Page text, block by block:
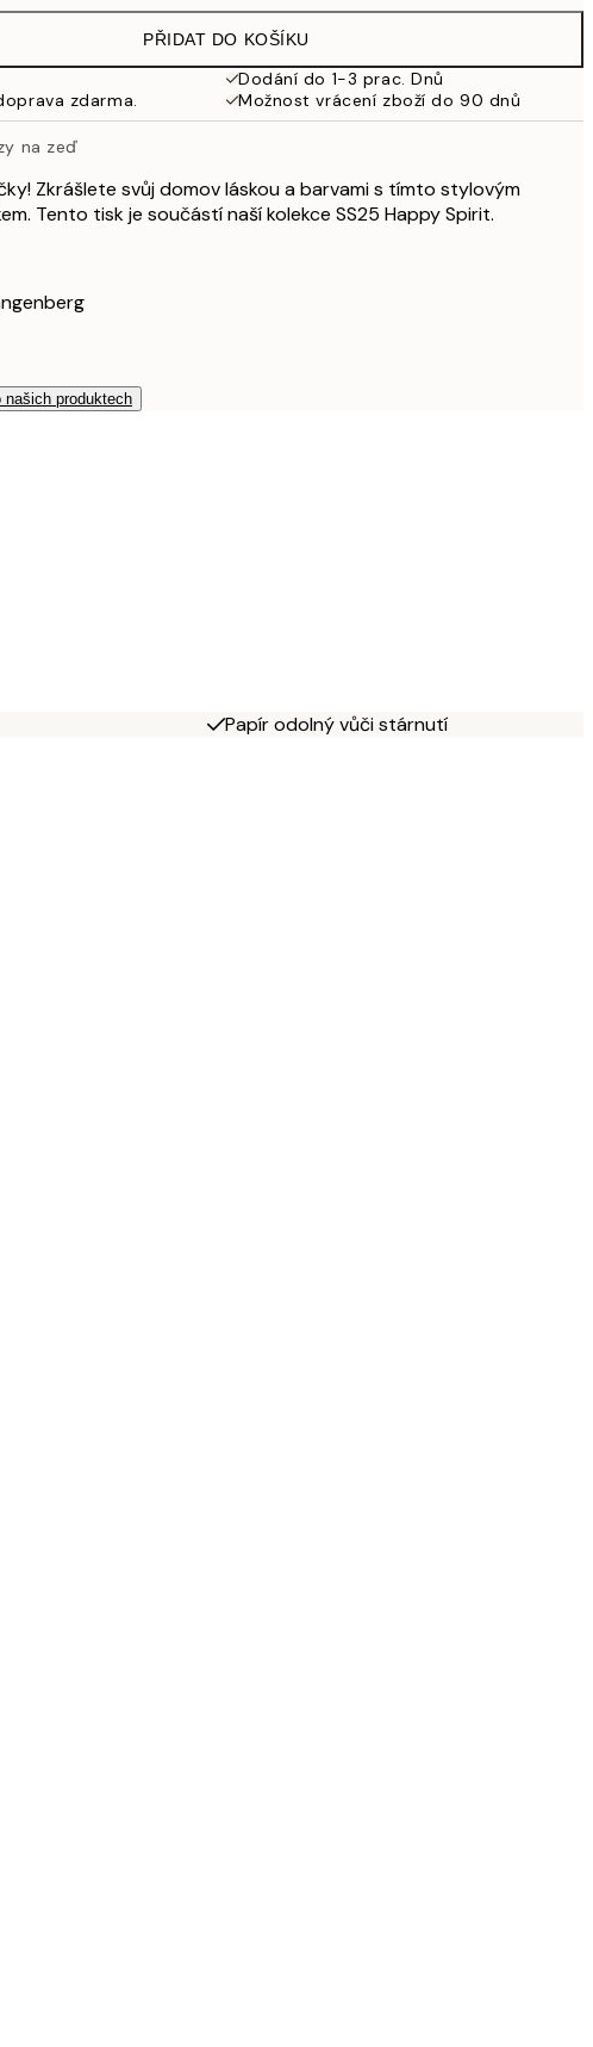
979 Kč
PŘIDAT DO KOŠÍKU
Dodání do 1-3 prac. Dnů
zdarma.
Možnost vrácení zboží do 90 dnů
na zeď
Zkrášlete svůj domov láskou a barvami s tímto stylovým
Tento tisk je součástí naší kolekce SS25 Happy Spirit.
produktech
Papír odolný vůči stárnutí